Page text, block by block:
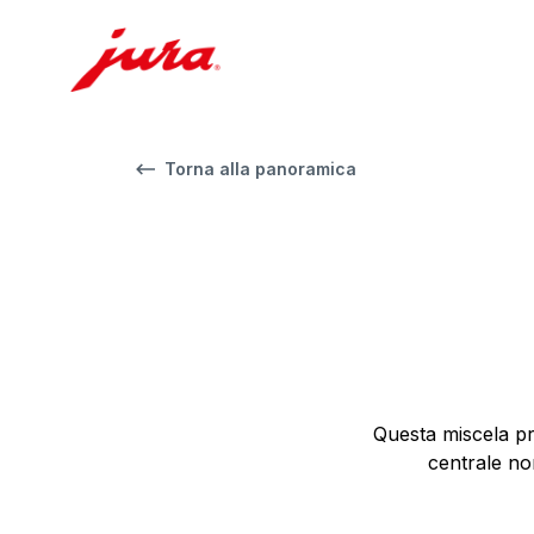
Torna alla panoramica
Questa miscela
centrale